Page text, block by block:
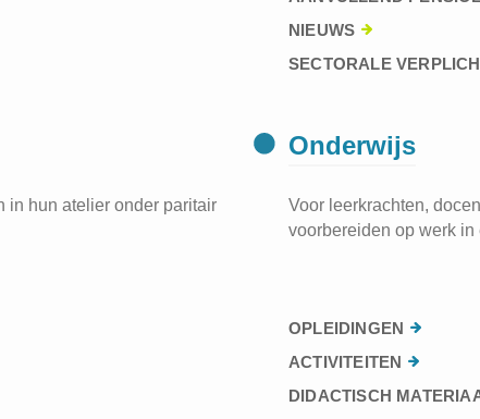
NIEUWS
SECTORALE
in hun atelier onder paritair
Onderwijs
Voor leerkrachten,
voorbereiden op werk
OPLEIDINGEN
ACTIVITEITEN
DIDACTISCH